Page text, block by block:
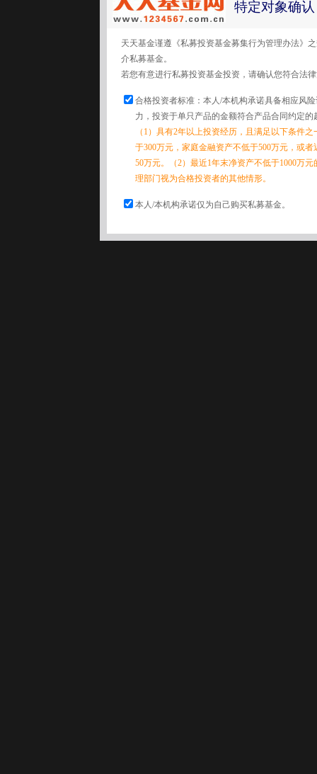
特定对象确认
天天基金谨遵《私募投资基金募集行为管理办法》
介私募基金。
若您有意进行私募投资基金投资，请确认您符合法
合格投资者标准：本人/本机构承诺具备相应风
力，投资于单只产品的金额符合产品合同约定的
（1）具有2年以上投资经历，且满足以下条件
于300万元，家庭金融资产不低于500万元，或
50万元。（2）最近1年末净资产不低于1000万
理部门视为合格投资者的其他情形。
本人/本机构承诺仅为自己购买私募基金。